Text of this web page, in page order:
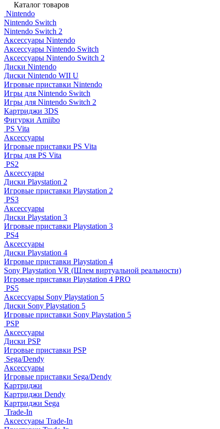
Каталог товаров
Nintendo
Nintendo Switch
Nintendo Switch 2
Аксессуары Nintendo
Аксессуары Nintendo Switch
Аксессуары Nintendo Switch 2
Диски Nintendo
Диски Nintendo WII U
Игровые приставки Nintendo
Игры для Nintendo Switch
Игры для Nintendo Switch 2
Картриджи 3DS
Фигурки Amiibo
PS Vita
Аксессуары
Игровые приставки PS Vita
Игры для PS Vita
PS2
Аксессуары
Диски Playstation 2
Игровые приставки Playstation 2
PS3
Аксессуары
Диски Playstation 3
Игровые приставки Playstation 3
PS4
Аксессуары
Диски Playstation 4
Игровые приставки Playstation 4
Sony Playstation VR (Шлем виртуальной реальности)
Игровые приставки Playstation 4 PRO
PS5
Аксессуары Sony Playstation 5
Диски Sony Playstation 5
Игровые приставки Sony Playstation 5
PSP
Аксессуары
Диски PSP
Игровые приставки PSP
Sega/Dendy
Аксессуары
Игровые приставки Sega/Dendy
Картриджи
Картриджи Dendy
Картриджи Sega
Trade-In
Аксессуары Trade-In